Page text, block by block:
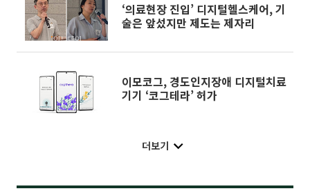
‘의료현장 진입’ 디지털헬스케어, 기
술은 앞섰지만 제도는 제자리
이모코그, 경도인지장애 디지털치료
기기 ‘코그테라’ 허가
더보기